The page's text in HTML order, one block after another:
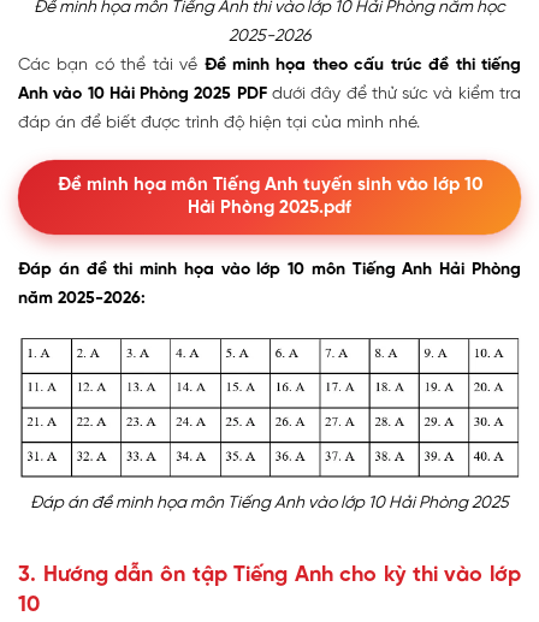
Đề minh họa môn Tiếng Anh thi vào lớp 10 Hải Phòng năm học
2025-2026
Các bạn có thể tải về Đề minh họa theo cấu trúc đề thi tiếng
Anh vào 10 Hải Phòng 2025 PDFdưới đây để thử sức và kiểm tra
đáp án để biết được trình độ hiện tại của mình nhé.
Đề minh họa môn Tiếng Anh tuyến sinh vào lớp 10
Hải Phòng 2025.pdf
Đáp án đề thi minh họa vào lớp 10 môn Tiếng Anh Hải Phòng
năm 2025-2026:
Đáp án đề minh họa môn Tiếng Anh vào lớp 10 Hải Phòng 2025
3. Hướng dẫn ôn tập Tiếng Anh cho kỳ thi vào lớp
10